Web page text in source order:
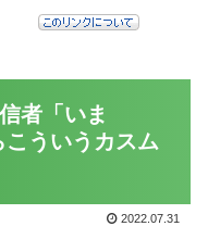
者「いま
ういうカスム
2022.07.31